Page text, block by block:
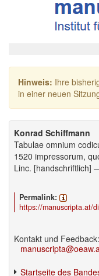
Hinweis: Ihre
in einer neuen
Konrad Schiffmann
Tabulae omnium
1520 impressorum,
Linc. [handschriftlich]
Permalink:
https://manuscripta.at/
Kontakt und Feedback:
Startseite des